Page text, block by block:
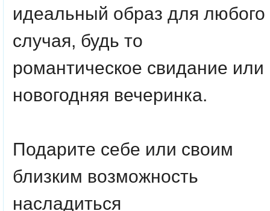
идеальный образ для любого
случая, будь то
романтическое свидание или
новогодняя вечеринка.
Подарите себе или своим
близким возможность
насладиться